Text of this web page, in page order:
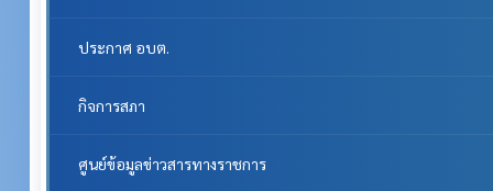
ประกาศ อบต.
กิจการสภา
ศูนย์ข้อมูลข่าวสารทางราชการ